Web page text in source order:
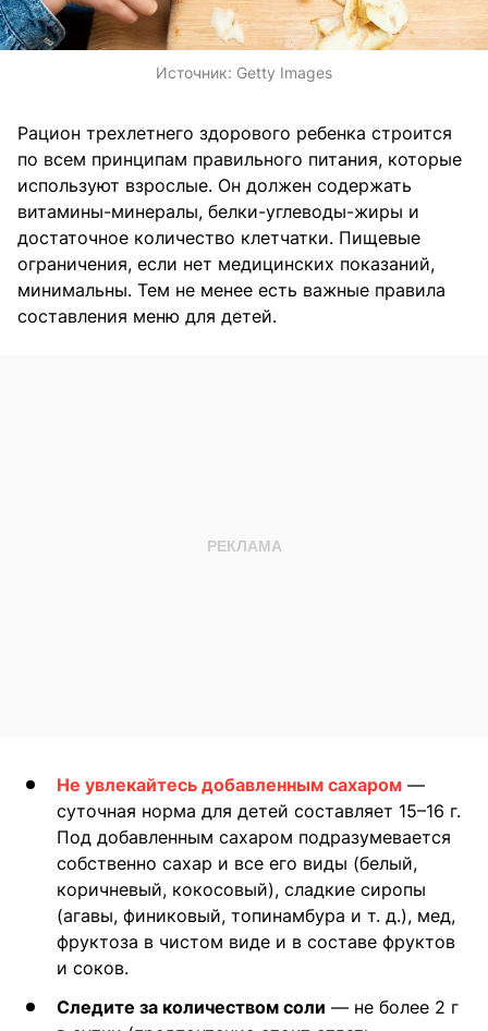
Источник: Getty Images
Рацион трехлетнего здорового ребенка строится
по всем принципам правильного питания, которые
используют взрослые. Он должен содержать
витамины-минералы, белки-углеводы-жиры и
достаточное количество клетчатки. Пищевые
ограничения, если нет медицинских показаний,
минимальны. Тем не менее есть важные правила
составления меню для детей.
Не увлекайтесь добавленным сахаром —
суточная норма для детей составляет 15–16 г.
Под добавленным сахаром подразумевается
собственно сахар и все его виды (белый,
коричневый, кокосовый), сладкие сиропы
(агавы, финиковый, топинамбура и т. д.), мед,
фруктоза в чистом виде и в составе фруктов
и соков.
Следите за количеством соли — не более 2 г